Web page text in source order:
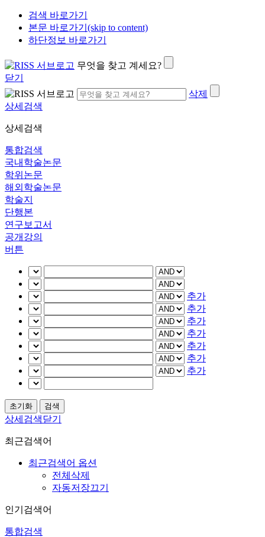
검색 바로가기
본문 바로가기(skip to content)
하단정보 바로가기
무엇을 찾고 계세요?
닫기
삭제
상세검색
상세검색
통합검색
국내학술논문
학위논문
해외학술논문
학술지
단행본
연구보고서
공개강의
버튼
추가
추가
추가
추가
추가
추가
추가
상세검색닫기
최근검색어
최근검색어 옵션
전체삭제
자동저장끄기
인기검색어
통합검색